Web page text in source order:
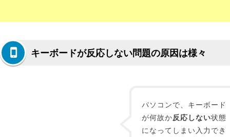
キーボードが反応しない問題の原因は様々
パソコンで、キーボード
が何故か反応しない状態
になってしまい入力でき